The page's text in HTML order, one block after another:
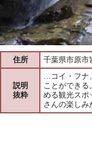
住所 千葉県市原市
説明
抜粋
…コイ・フナ
ことができる
める観光スポ
さんの楽し